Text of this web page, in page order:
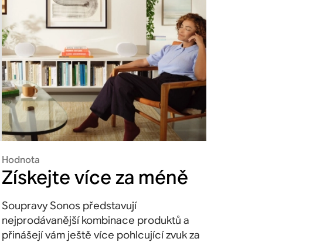
Hodnota
Získejte více za méně
Soupravy Sonos představují
nejprodávanější kombinace produktů a
přinášejí vám ještě více pohlcující zvuk za